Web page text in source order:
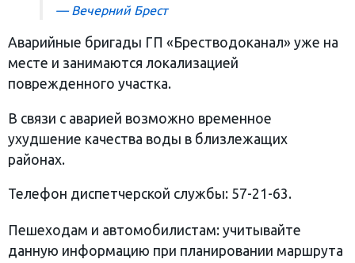
— Вечерний Брест
Аварийные бригады ГП «Брестводоканал» уже на
месте и занимаются локализацией
поврежденного участка.
В связи с аварией возможно временное
ухудшение качества воды в близлежащих
районах.
Телефон диспетчерской службы: 57-21-63.
Пешеходам и автомобилистам: учитывайте
данную информацию при планировании маршрута